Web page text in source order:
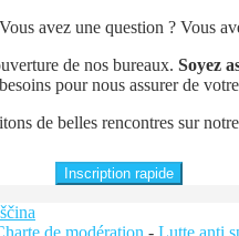
avez une question ? Vous
de nos bureaux. Soyez
pour nous assurer de
de belles rencontres sur
Inscription rapide
de modération - Lutte anti